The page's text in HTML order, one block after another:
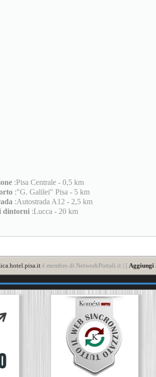
:Pisa Centrale - 0,5 km
:"G. Galilei" Pisa - 5 km
:Autostrada A12 - 2,5 km
dintorni :Lucca - 20 km
è membro di NetworkPortali.it | [ Aggiungi